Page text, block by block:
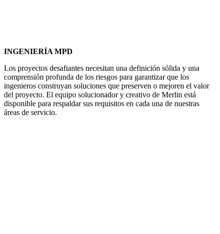
INGENIERÍA MPD
Los proyectos desafiantes necesitan una definición sólida y una
comprensión profunda de los riesgos para garantizar que los
ingenieros construyan soluciones que preserven o mejoren el valor
del proyecto. El equipo solucionador y creativo de Merlin está
disponible para respaldar sus requisitos en cada una de nuestras
áreas de servicio.